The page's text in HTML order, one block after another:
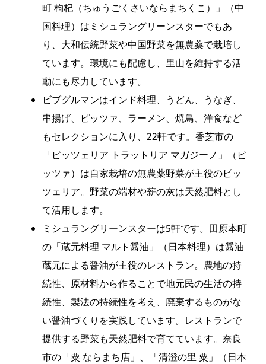
町 枸杞（ちゅうごくさいならまちくこ）」（中
国料理）はミシュラングリーンスターでもあ
り、大和伝統野菜や中国野菜を無農薬で栽培し
ています。環境にも配慮し、里山を維持する活
動にも尽力しています。
ビブグルマンはインド料理、うどん、うなぎ、
串揚げ、ピッツァ、ラーメン、焼鳥、洋食など
もセレクションに入り、22軒です。香芝市の
「ピッツェリア トラットリア マガジーノ」（ピ
ッツァ）は自家栽培の無農薬野菜が主役のピッ
ツェリア。野菜の端材や薪の灰は天然肥料とし
て活用します。
ミシュラングリーンスターは5軒です。田原本町
の「蔵元料理 マルト醤油」（日本料理）は醤油
蔵元による醤油が主役のレストラン。農地の持
続性、原材料から作ることで地元民の生活の持
続性、製法の持続性を考え、廃棄するものがな
い醤油づくりを実践しています。レストランで
提供する野菜も天然肥料で育てています。奈良
市の「粟 ならまち店」、「清澄の里 粟」（日本